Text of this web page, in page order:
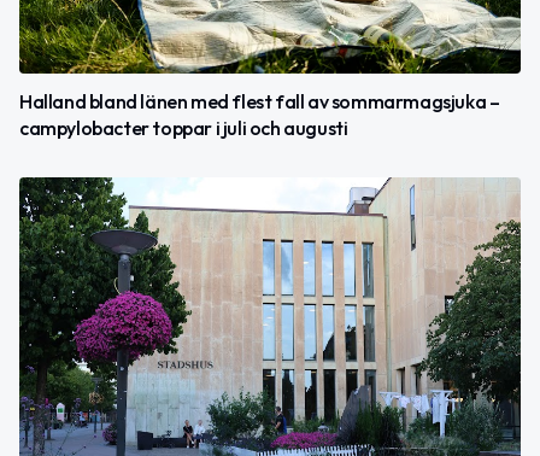
Halland bland länen med flest fall av sommarmagsjuka –
campylobacter toppar i juli och augusti